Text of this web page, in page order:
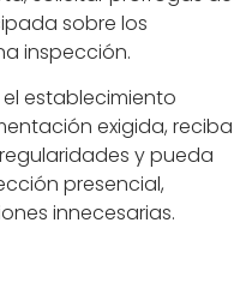
sobre los
inspección.
establecimiento
exigida, reciba
y pueda
presencial,
innecesarias.